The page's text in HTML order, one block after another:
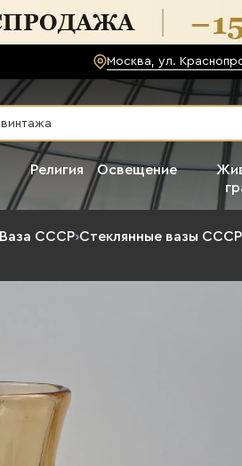
Москва, ул.
Религия Освещение
Ваза СССР›Стеклянные вазы СССР